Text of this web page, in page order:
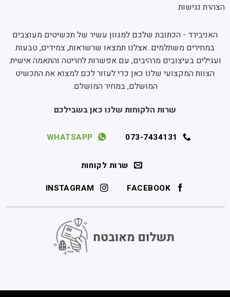
הצהרת נגישות
האניבירד - הכתובת שלכם למגוון עשיר של תכשיטים מעוצבים
במחירים משתלמים. אצלנו תמצאו שרשראות, צמידים, טבעות
ועגילים בעיצובים מרהיבים, עם אפשרות לחריטה והתאמה אישית.
הצוות המקצועי שלנו כאן כדי לעזור לכם למצוא את התכשיט
המושלם, במחיר המושלם.
שרות הלקוחות שלנו כאן בשבילכם
073-7434131
WHATSAPP
שרות לקוחות
FACEBOOK
INSTAGRAM